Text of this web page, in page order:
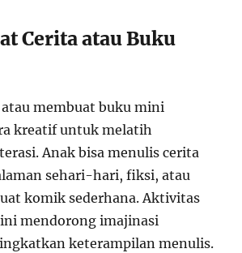
Cerita atau Buku
membuat buku mini
kreatif untuk melatih
Anak bisa menulis cerita
sehari-hari, fiksi, atau
komik sederhana. Aktivitas
mendorong imajinasi
keterampilan menulis.